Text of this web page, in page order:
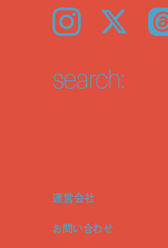
Instagram 𝕏
search:
運営会社
お問い合わせ